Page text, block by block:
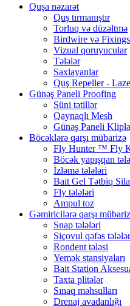
Quşa nəzarət
Quş tırmanıştır
Torluq və düzəltmə
Birdwire və Fixings
Vizual qoruyucular
Tələlər
Saxlayanlar
Quş Repeller -
Günəş Paneli Proofing
Süni tətillər
Qaynaqlı Mesh
Günəş Paneli
Böcəklərə qarşı mübarizə
Fly Hunter ™ Fly
Böcək yapışqan
İzləmə tələləri
Bait Gel Tətbiq
Fly tələləri
Ampul toz
Gəmiricilərə qarşı
Snap tələləri
Siçovul qəfəs
Rondent tələsi
Yemək stansiyaları
Bait Station
Taxta plitələr
Sınaq məhsulları
Drenaj avadanlığı